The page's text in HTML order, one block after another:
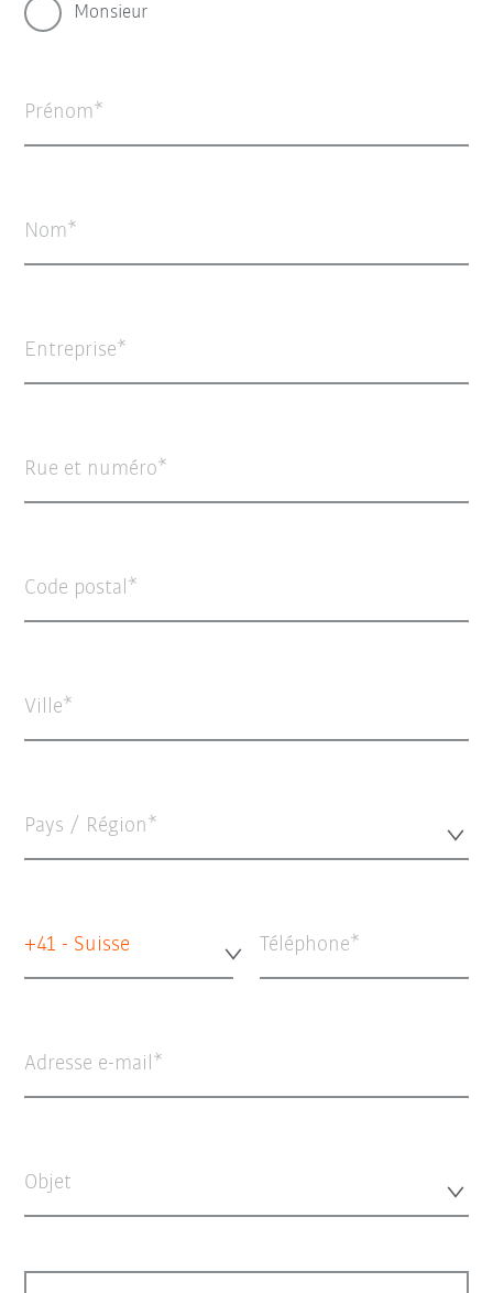
Monsieur
Prénom
Nom
Entreprise
Rue et numéro
Code postal
Ville
Pays / Région*
+41 - Suisse Téléphone
Adresse e-mail
Objet